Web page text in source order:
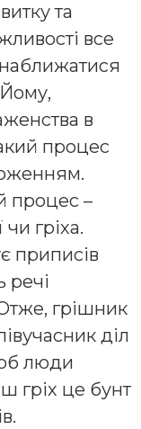
та
все
в
процес
процес –
гріха.
приписів
речі
грішник
діл
люди
гріх це бунт